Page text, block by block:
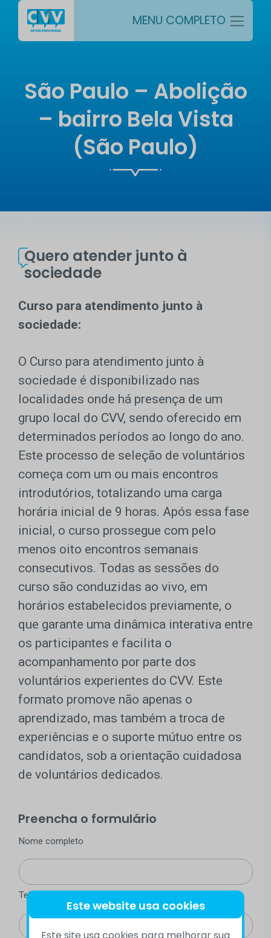
MENU COMPLETO
São Paulo – Abolição
– bairro Bela Vista
(São Paulo)
Quero atender junto à
sociedade
Curso para atendimento junto à
sociedade:
O Curso para atendimento junto à
sociedade é disponibilizado nas
localidades onde há presença de um
grupo local do CVV, sendo oferecido em
determinados períodos ao longo do ano.
Este processo de seleção de voluntários
começa com um ou mais encontros
introdutórios, totalizando uma carga
horária inicial de 9 horas. Após essa fase
inicial, o curso prossegue com pelo
menos oito encontros semanais
consecutivos. Todas as sessões do
curso são conduzidas ao vivo, em
horários estabelecidos previamente, o
que garante uma dinâmica interativa entre
os participantes e facilita o
acompanhamento por parte dos
voluntários experientes do CVV. Este
formato promove não apenas o
aprendizado, mas também a troca de
experiências e o suporte mútuo entre os
candidatos, sob a orientação cuidadosa
de voluntários dedicados.
Preencha o formulário
Nome completo
Telefone (com DDD)
Este website usa cookies
Este site usa cookies para melhorar sua